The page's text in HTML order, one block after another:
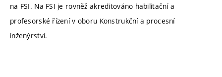
na FSI. Na FSI je rovněž akreditováno habilitační a
profesorské řízení v oboru Konstrukční a procesní
inženýrství.